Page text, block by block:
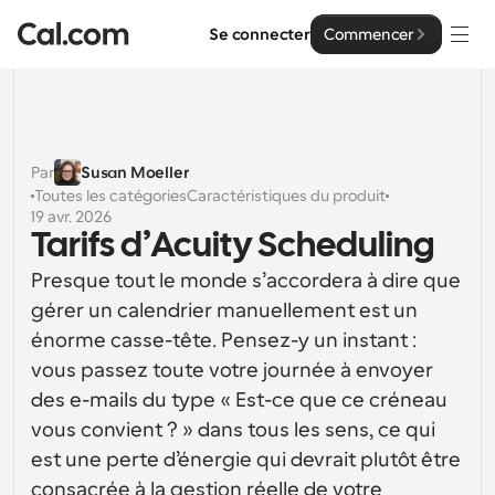
Se connecter Commencer
Solutions
Par taille d'équipe
Pour les particuliers
Planification personnelle simplifiée
Pour les équipes
Planification collaborative pour les groupes
Pour les organisations
Planification pour les grandes équipes, avec plus de
contrôle et de sécurité
Pour les entreprises
Entreprise
Développeur
Documentation des développeurs
Documentation pour la plateforme Cal.com
API
Ressources
Police : Cal Sans UI et texte
Notre propre police de caractères variable pour la
Cal.ai
Tarification
Par
Susan Moeller
Toutes les catégoriesCaractéristiques du produit
19 avr. 2026
Tarifs d’Acuity Scheduling
Presque tout le monde s’accordera à dire que
gérer un calendrier manuellement est un
énorme casse-tête. Pensez-y un instant :
vous passez toute votre journée à envoyer
des e-mails du type « Est-ce que ce créneau
vous convient ? » dans tous les sens, ce qui
est une perte d’énergie qui devrait plutôt être
consacrée à la gestion réelle de votre